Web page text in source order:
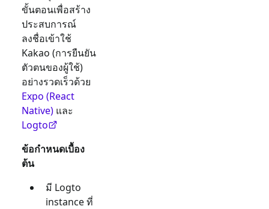
ขั้นตอนเพื่อสร้าง
ประสบการณ์
ลงชื่อเข้าใช้
Kakao (การยืนยัน
ตัวตนของผู้ใช้)
อย่างรวดเร็วด้วย
Expo (React
Native) และ
Logto
ข้อกำหนดเบื้อง
ต้น
มี Logto
instance ที่